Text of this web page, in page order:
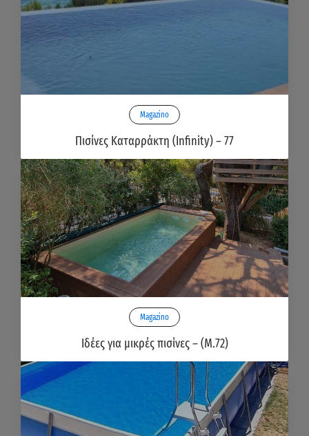
Magazino
Πισίνες Καταρράκτη (Infinity) – 77
Magazino
Ιδέες για μικρές πισίνες – (Μ.72)